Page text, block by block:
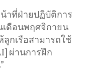
าที่ฝ่ายปฏิบัติการ
เดือนพฤศจิกายน
ลูกเรือสามารถใช้
ผ่านการฝึก